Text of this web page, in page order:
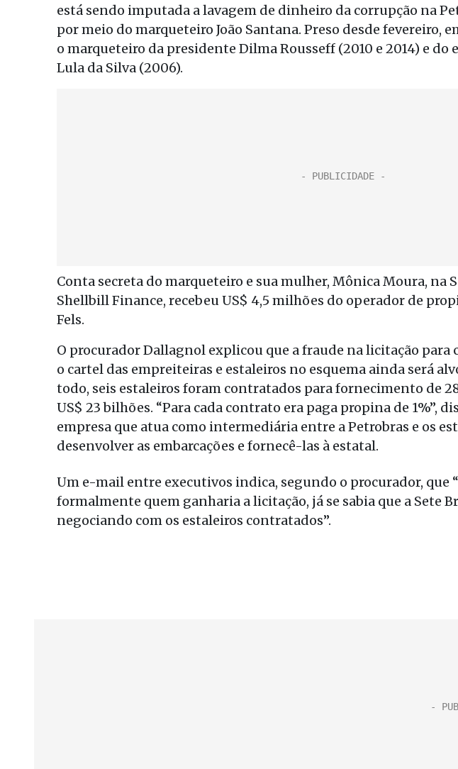
está sendo imputada a lavagem de dinheiro da corrupção na
por meio do marqueteiro João Santana. Preso desde fevereiro,
o marqueteiro da presidente Dilma Rousseff (2010 e 2014) e
Lula da Silva (2006).
Conta secreta do marqueteiro e sua mulher, Mônica Moura, na
Shellbill Finance, recebeu US$ 4,5 milhões do operador de
Fels.
O procurador Dallagnol explicou que a fraude na licitação para
o cartel das empreiteiras e estaleiros no esquema ainda será
todo, seis estaleiros foram contratados para fornecimento de
US$ 23 bilhões. “Para cada contrato era paga propina de 1%”,
empresa que atua como intermediária entre a Petrobras e os
desenvolver as embarcações e fornecê-las à estatal.
Um e-mail entre executivos indica, segundo o procurador, que
formalmente quem ganharia a licitação, já se sabia que a Sete
negociando com os estaleiros contratados”.